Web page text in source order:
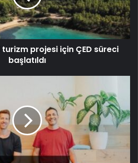
projesi için ÇED süreci
başlatıldı